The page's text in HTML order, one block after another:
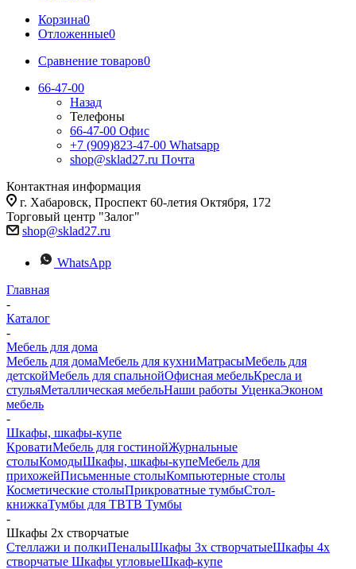
Корзина0
Отложенные0
Сравнение товаров0
66-47-00
Назад
Телефоны
66-47-00 Офис
+7 (909)823-47-00 Whatsapp
shop@sklad27.ru Почта
Контактная информация
г. Хабаровск, Проспект 60-летия Октября, 172
Торговый центр "Залог"
shop@sklad27.ru
WhatsApp
Главная
-
Каталог
-
Мебель для дома
Мебель для домаМебель для кухниМатраcыМебель для
детскойМебель для спальнойОфисная мебельКресла и
стульяМеталлическая мебельНаши работы УценкаЭконом
мебель
-
Шкафы, шкафы-купе
КроватиМебель для гостинойЖурнальные
столыКомодыШкафы, шкафы-купеМебель для
прихожейПисьменные столыКомпьютерные столы
Косметические столыПрикроватные тумбыСтол-
книжкаТумбы для ТВТВ Тумбы
-
Шкафы 2х створчатые
Стеллажи и полкиПеналыШкафы 3х створчатыеШкафы 4х
створчатые Шкафы угловыеШкаф-купе